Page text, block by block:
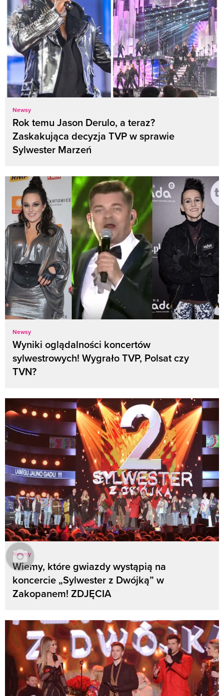
Newsy
Rok temu Jason Derulo, a teraz?
Zaskakująca decyzja TVP w sprawie
Sylwester Marzeń
Newsy
Wyniki oglądalności koncertów
sylwestrowych! Wygrało TVP, Polsat czy
TVN?
Newsy
Wiemy, które gwiazdy wystąpią na
koncercie „Sylwester z Dwójką” w
Zakopanem! ZDJĘCIA